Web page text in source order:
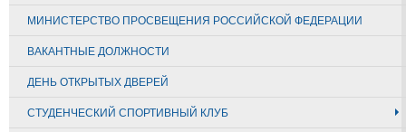
МИНИСТЕРСТВО ПРОСВЕЩЕНИЯ РОССИЙСКОЙ ФЕДЕРАЦИИ
ВАКАНТНЫЕ ДОЛЖНОСТИ
ДЕНЬ ОТКРЫТЫХ ДВЕРЕЙ
СТУДЕНЧЕСКИЙ СПОРТИВНЫЙ КЛУБ